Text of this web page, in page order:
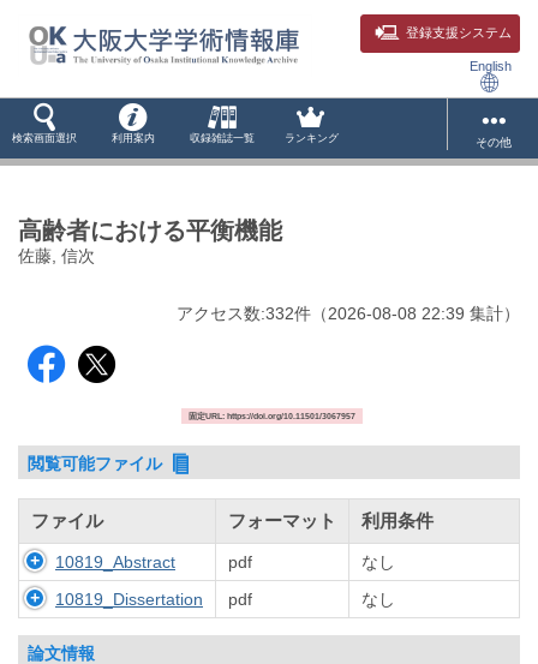
登録支援システム
English
検索画面選択 利用案内 収録雑誌一覧 ランキング その他
高齢者における平衡機能
佐藤, 信次
アクセス数:332件 （2026-08-08 22:39 集計）
固定URL: https://doi.org/10.11501/3067957
閲覧可能ファイル
ファイル フォーマット 利用条件
10819_Abstract pdf
なし
10819_Dissertation
pdf なし
論文情報